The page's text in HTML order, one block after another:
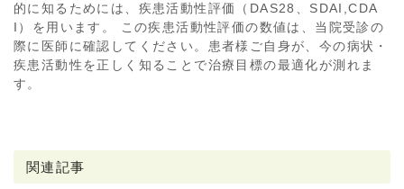
的に知るためには、疾患活動性評価（DAS28、SDAI,CDA
I）を用います。 この疾患活動性評価の数値は、当院受診の
際に医師に確認してください。患者様ご自身が、今の病状・
疾患活動性を正しく知ることで治療目標の最適化が測れま
す。
関連記事